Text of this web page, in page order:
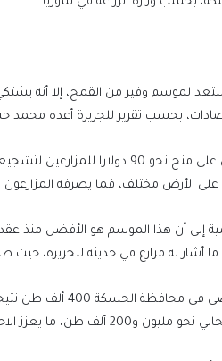
لموسم وفير من القمح، إلا أنه
بحسب تقرير للجزيرة أعده محمد
وينص مرسوم رئاسي سوري على منح
على الأرض مختلف، فما يصرفه
إلى أن هذا الموسم هو الأفضل منذ
أشار له مزارع في حديثه للجزيرة، حيث
وبلغ إنتاج القمح
الإستراتيجي للحكومة السورية.